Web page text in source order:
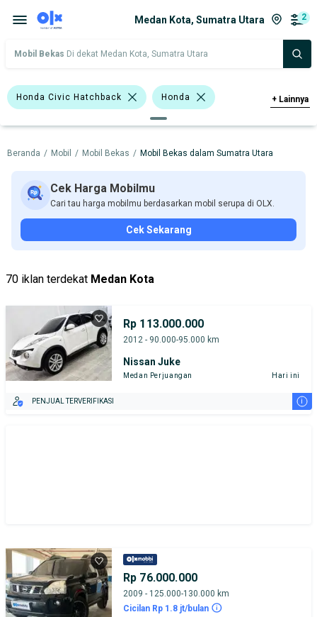
Medan Kota, Sumatra Utara 2
Mobil Bekas Di dekat Medan Kota, Sumatra Utara
Honda Civic Hatchback Honda
Nissan
Harga Merek Dan Model Tahun
Tipe Bodi Tipe Membership
+ Lainnya
Beranda / Mobil / Mobil Bekas / Mobil Bekas dalam Sumatra Utara
Cek Harga Mobilmu
Cari tau harga mobilmu berdasarkan mobil serupa di OLX.
Cek Sekarang
70 iklan terdekat Medan Kota
Rp 113.000.000
2012 - 90.000-95.000 km
Nissan Juke
Medan Perjuangan Hari ini
PENJUAL TERVERIFIKASI i
Rp 76.000.000
2009 - 125.000-130.000 km
Cicilan Rp 1.8 jt/bulan